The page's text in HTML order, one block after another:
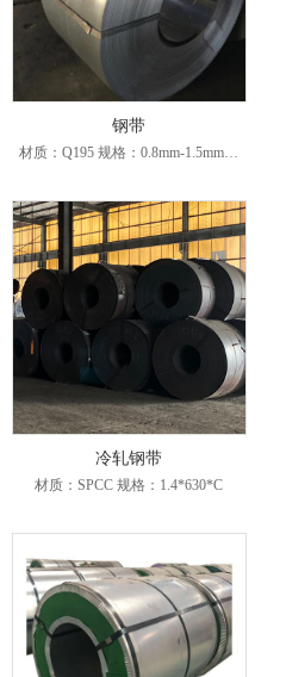
钢带
材质：Q195 规格：0.8mm-1.5mm 宽度：355
冷轧钢带
材质：SPCC 规格：1.4*630*C